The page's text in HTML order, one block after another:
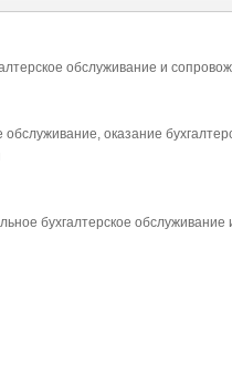
обслуживание и
обслуживание, оказание
бухгалтерское